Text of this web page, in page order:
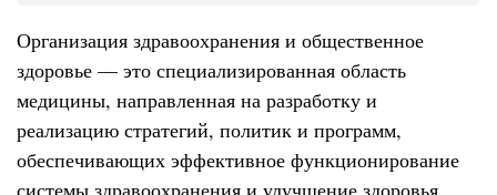
Организация здравоохранения и общественное
здоровье — это специализированная область
медицины, направленная на разработку и
реализацию стратегий, политик и программ,
обеспечивающих эффективное функционирование
системы здравоохранения и улучшение здоровья